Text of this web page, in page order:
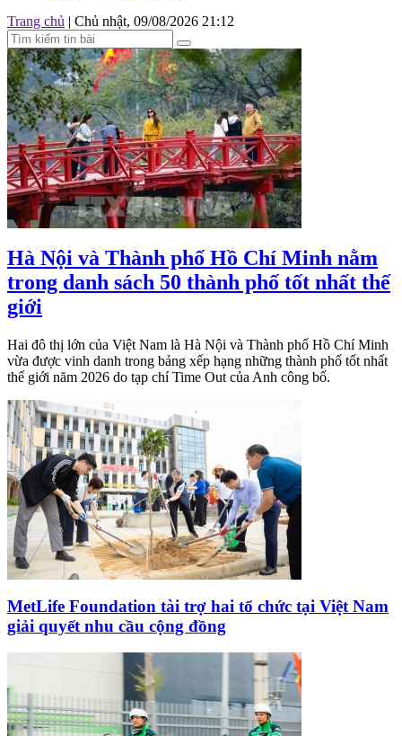
Trang chủ | Chủ nhật, 09/08/2026 21:12
Hà Nội và Thành phố Hồ Chí Minh nằm
trong danh sách 50 thành phố tốt nhất thế
giới
Hai đô thị lớn của Việt Nam là Hà Nội và Thành phố Hồ Chí Minh
vừa được vinh danh trong bảng xếp hạng những thành phố tốt nhất
thế giới năm 2026 do tạp chí Time Out của Anh công bố.
MetLife Foundation tài trợ hai tổ chức tại Việt Nam
giải quyết nhu cầu cộng đồng